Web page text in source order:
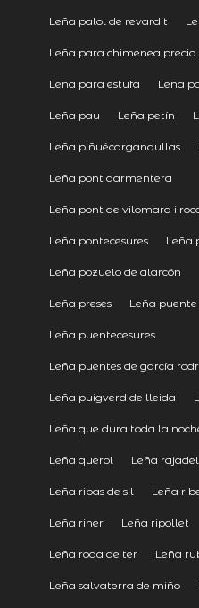
Leña palol de revardit
Leña para chimenea precio
Leña para estufa Leña
Leña pau Leña petín
Leña piñuécargandullas
Leña pont darmentera
Leña pont de vilomara i
Leña pontecesures Leña
Leña pozuelo de alarcón
Leña preses Leña
Leña puentecesures
Leña puentes de garcía
Leña puigverd de lleida
Leña que dura toda la
Leña querol Leña
Leña ribas de sil Leña
Leña riner Leña ripollet
Leña roda de ter Leña
Leña salvaterra de miño